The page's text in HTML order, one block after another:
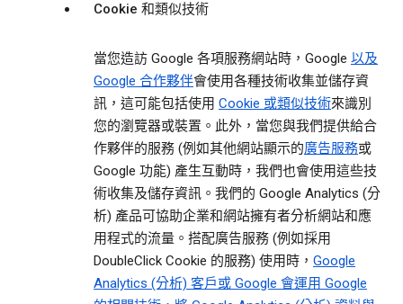
Cookie 和類似技術
當您造訪 Google 各項服務網站時，Google 以及
Google 合作夥伴會使用各種技術收集並儲存資
訊，這可能包括使用 Cookie 或類似技術來識別
您的瀏覽器或裝置。此外，當您與我們提供給合
作夥伴的服務 (例如其他網站顯示的廣告服務或
Google 功能) 產生互動時，我們也會使用這些技
術收集及儲存資訊。我們的 Google Analytics (分
析) 產品可協助企業和網站擁有者分析網站和應
用程式的流量。搭配廣告服務 (例如採用
DoubleClick Cookie 的服務) 使用時， Google
Analytics (分析) 客戶或 Google 會運用 Google